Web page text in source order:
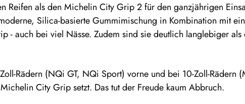
Reifen als den Michelin City Grip 2 für den ganzjährigen
Silica-basierte Gummimischung in Kombination mit
- auch bei viel Nässe. Zudem sind sie deutlich langlebiger
Rädern (NQi GT, NQi Sport) vorne und bei 10-Zoll-Rädern
City Grip setzt. Das tut der Freude kaum Abbruch.